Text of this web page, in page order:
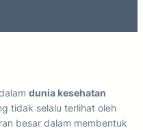
dunia kesehatan
tidak selalu terlihat oleh
besar dalam membentuk